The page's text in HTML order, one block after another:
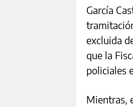
García
excluida
que la
policiales
Mientras,